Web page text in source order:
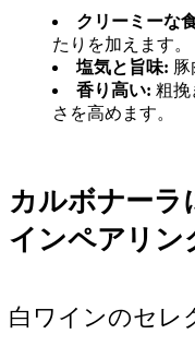
クリーミーな
たりを加えます。
塩気と旨味: 豚
香り高い: 粗挽
さを高めます。
カルボナーラ
インペアリン
白ワインのセレ